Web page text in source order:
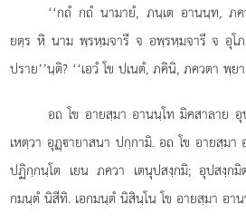
‘‘กถํ กถํ นามายํ, ภนฺเต อานนฺท, ภ
ยตฺร หิ นาม พฺรหฺมจารี จ อพฺรหฺมจารี จ อุโ
ปราย’’นฺติ? ‘‘เอวํ โข ปเนตํ, ภคินิ, ภควตา พฺย
อถ โข อายสฺมา อานนฺโท มิคสาลาย
เหตฺวา อุฏฺายาสนา ปกฺกามิ. อถ โข อายสฺม
ปฏิกฺกนฺโต เยน ภควา เตนุปสงฺกมิ; อุปสงฺก
กมนฺตํ นิสีทิ. เอกมนฺตํ นิสินฺโน โข อายสฺมา อา